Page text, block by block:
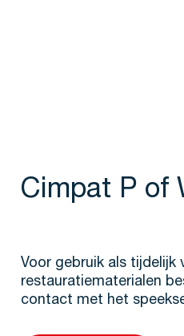
Cimpat P of
Voor gebruik als tijdelijk
restauratiematerialen
contact met het